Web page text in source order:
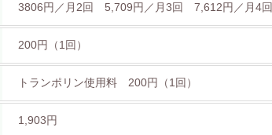
3806円／月2回 5,709円／月3回 7,612円／月4回
200円（1回）
トランポリン使用料 200円（1回）
1,903円